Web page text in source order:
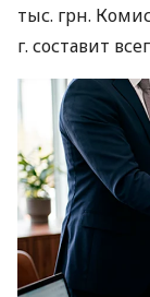
тыс. грн.
г. составит